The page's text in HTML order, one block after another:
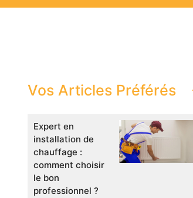
Vos Articles Préférés
Expert en
installation de
chauffage :
comment choisir
le bon
professionnel ?